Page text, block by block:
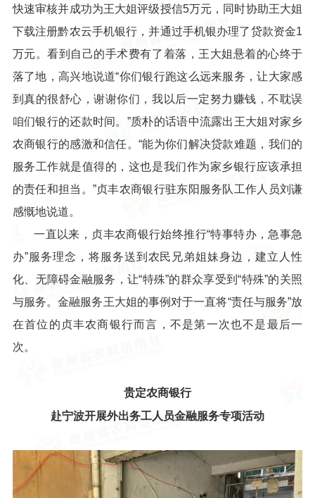
快速审核并成功为王大姐评级授信5万元，同时协助王大姐
下载注册黔农云手机银行，并通过手机银办理了贷款资金1
万元。看到自己的手术费有了着落，王大姐悬着的心终于
落了地，高兴地说道“你们银行跑这么远来服务，让大家感
到真的很舒心，谢谢你们，我以后一定努力赚钱，不耽误
咱们银行的还款时间。”质朴的话语中流露出王大姐对家乡
农商银行的感激和信任。“能为你们解决贷款难题，我们的
服务工作就是值得的，这也是我们作为家乡银行应该承担
的责任和担当。”贞丰农商银行驻东阳服务队工作人员刘谦
感慨地说道。
一直以来，贞丰农商银行始终推行“特事特办，急事急
办”服务理念，将服务送到农民兄弟姐妹身边，建立人性
化、无障碍金融服务，让“特殊”的群众享受到“特殊”的关照
与服务。金融服务王大姐的事例对于一直将“责任与服务”放
在首位的贞丰农商银行而言，不是第一次也不是最后一
次。
贵定农商银行
赴宁波开展外出务工人员金融服务专项活动